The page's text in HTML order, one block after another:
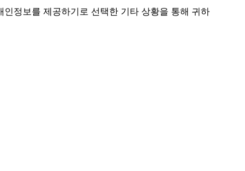
정보를 제공하기로 선택한 기타 상황을 통해 귀하